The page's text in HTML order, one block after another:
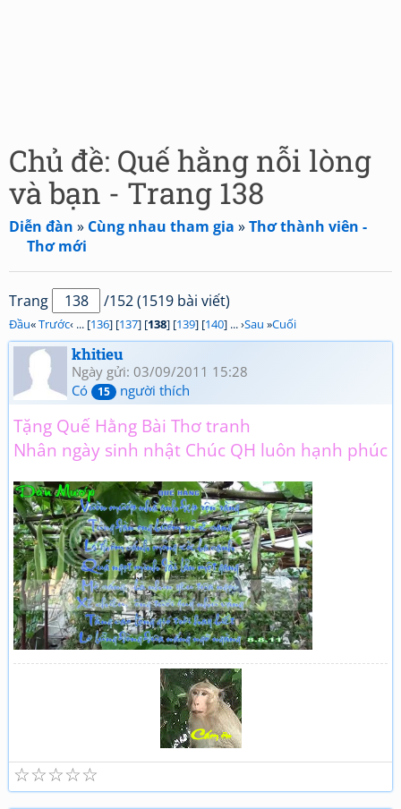
Chủ đề: Quế hằng nỗi lòng
và bạn - Trang 138
Diễn đàn » Cùng nhau tham gia »Thơ thành viên -
Thơ mới
Trang /152 (1519 bài viết)
Đầu«Trước‹ ... [136] [137] [138] [139] [140] ... ›Sau »Cuối
khitieu
Ngày gửi: 03/09/2011 15:28
Có
15 người thích
Tặng Quế Hằng Bài Thơ tranh
Nhân ngày sinh nhật Chúc QH luôn hạnh phúc
☆
☆
☆
☆
☆